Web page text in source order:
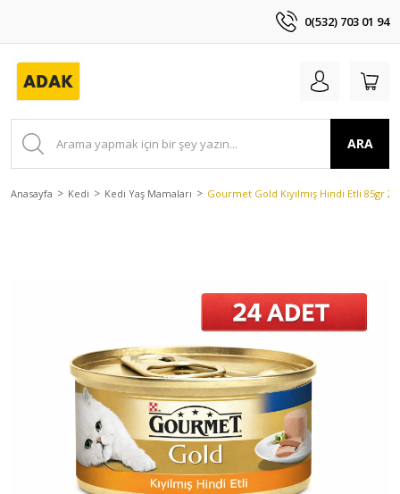
0(532) 703 01 94
ARA
Anasayfa Kedi Kedi Yaş Mamaları Gourmet Gold Kıyılmış Hindi Etli 85gr